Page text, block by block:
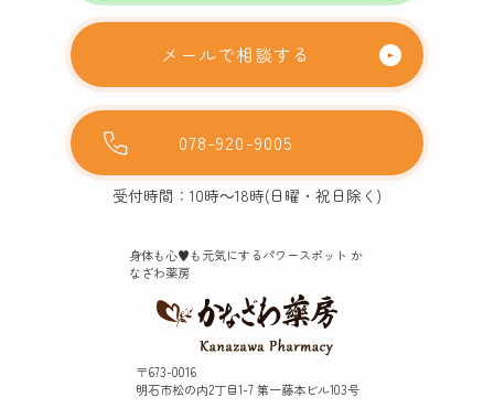
メールで相談する
078-920-9005
受付時間：10時～18時(日曜・祝日除く)
身体も心♥️も元気にするパワースポット か
なざわ薬房
〒673-0016
明石市松の内2丁目1-7 第一藤本ビル103号